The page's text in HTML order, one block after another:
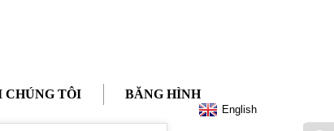
CHÚNG TÔI BĂNG HÌNH
English